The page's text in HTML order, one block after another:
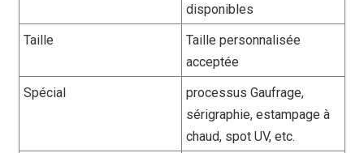
disponibles
Taille
Taille personnalisée
acceptée
Spécial
processus Gaufrage,
sérigraphie, estampage à
chaud, spot UV, etc.